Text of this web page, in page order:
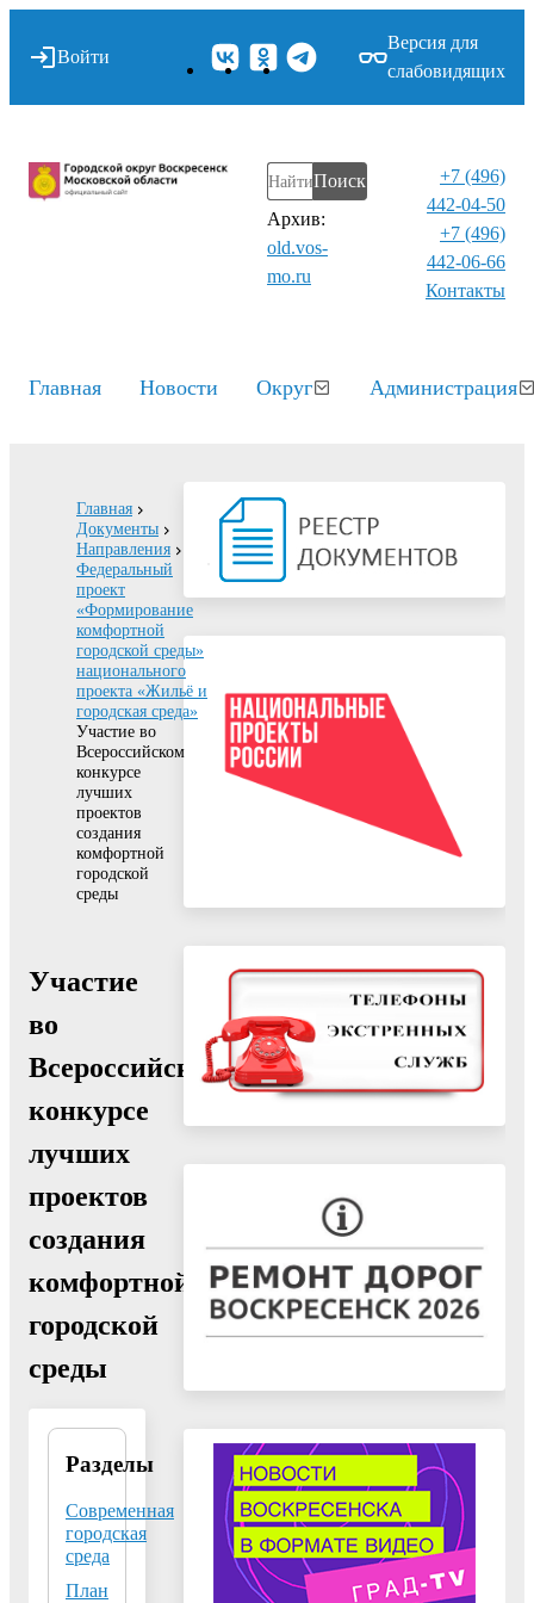
Войти
Версия для
слабовидящих
Поиск
Архив:
old.vos-
mo.ru
+7 (496)
442-04-50
+7 (496)
442-06-66
Контакты⁠
Главная Новости Округ Администрация
Главная
Документы
Направления
Федеральный
проект
«Формирование
комфортной
городской среды»
национального
проекта «Жильё и
городская среда»
Участие во
Всероссийском
конкурсе
лучших
проектов
создания
комфортной
городской
среды
Участие
во
Всероссийском
конкурсе
лучших
проектов
создания
комфортной
городской
среды
Разделы
Современная
городская
среда
План
Федеральный
проект
«Формирование
комфортной
городской
среды»
национального